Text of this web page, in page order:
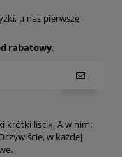
u nas pierwsze
rabatowy.
krótki liścik. A w nim:
w każdej